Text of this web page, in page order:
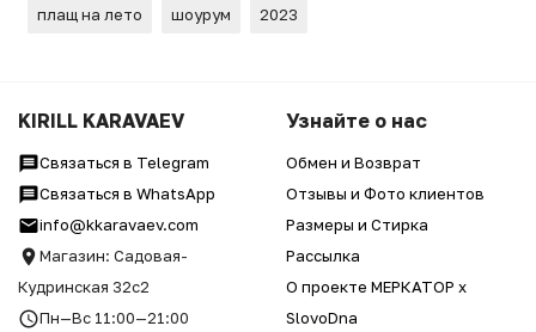
плащ на лето
шоурум 2023
KIRILL KARAVAEV
Связаться в Telegram
Связаться в WhatsApp
info@kkaravaev.com
Магазин: Садовая-
Кудринская 32с2
Пн—Вс 11:00—21:00
Узнайте о нас
Обмен и Возврат
Отзывы и Фото клиентов
Размеры и Стирка
Рассылка
О проекте МЕРКАТОР x
SlovoDna